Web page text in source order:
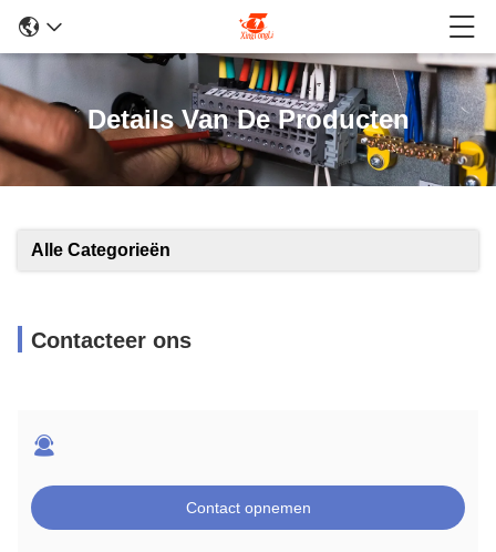
Details Van De Producten
Alle Categorieën
Contacteer ons
Contact opnemen